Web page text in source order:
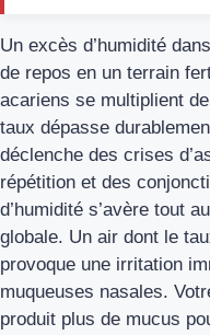
Un excès d’humidité
de repos en un terrain
acariens se multiplient
taux dépasse
déclenche des crises
répétition et des
d’humidité s’avère tout
globale. Un air dont le
provoque une irritation
muqueuses nasales.
produit plus de mucus